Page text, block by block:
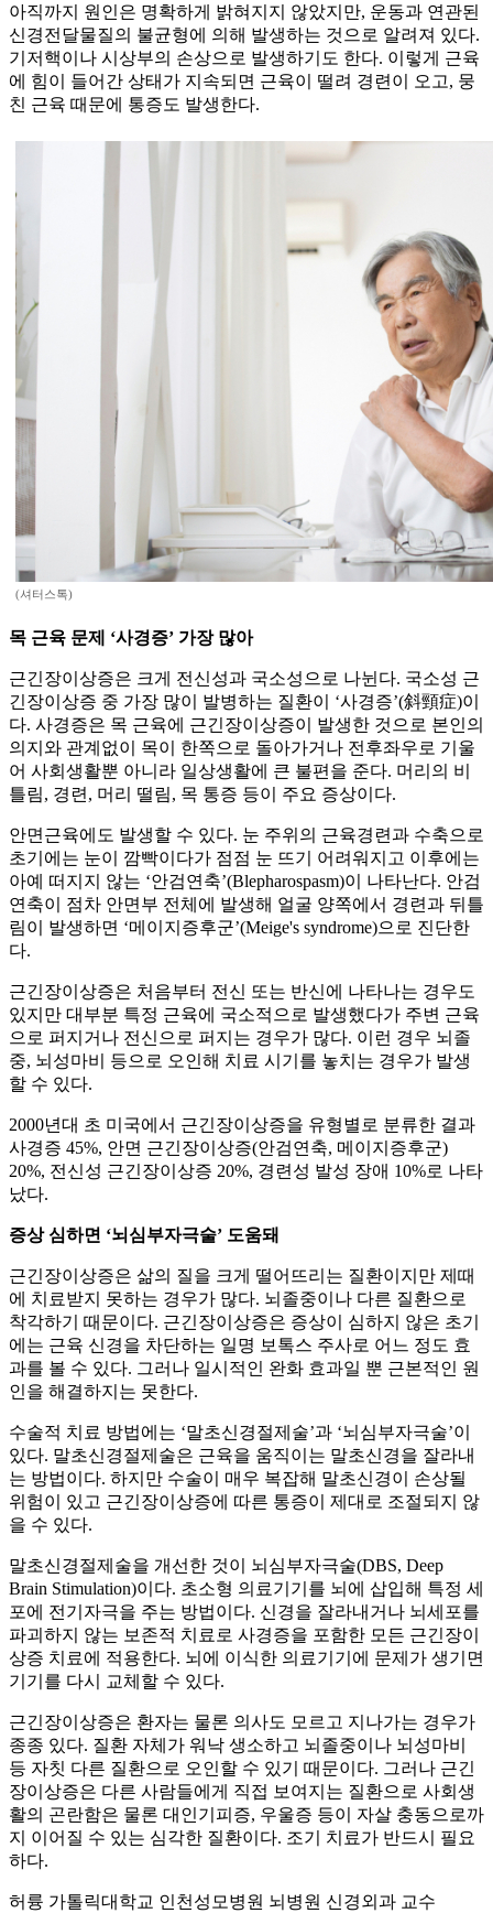
아직까지 원인은 명확하게 밝혀지지 않았지만, 운동과 연관된
신경전달물질의 불균형에 의해 발생하는 것으로 알려져 있다.
기저핵이나 시상부의 손상으로 발생하기도 한다. 이렇게 근육
에 힘이 들어간 상태가 지속되면 근육이 떨려 경련이 오고, 뭉
친 근육 때문에 통증도 발생한다.
(셔터스톡)
목 근육 문제 ‘사경증’ 가장 많아
근긴장이상증은 크게 전신성과 국소성으로 나뉜다. 국소성 근
긴장이상증 중 가장 많이 발병하는 질환이 ‘사경증’(斜頸症)이
다. 사경증은 목 근육에 근긴장이상증이 발생한 것으로 본인의
의지와 관계없이 목이 한쪽으로 돌아가거나 전후좌우로 기울
어 사회생활뿐 아니라 일상생활에 큰 불편을 준다. 머리의 비
틀림, 경련, 머리 떨림, 목 통증 등이 주요 증상이다.
안면근육에도 발생할 수 있다. 눈 주위의 근육경련과 수축으로
초기에는 눈이 깜빡이다가 점점 눈 뜨기 어려워지고 이후에는
아예 떠지지 않는 ‘안검연축’(Blepharospasm)이 나타난다. 안검
연축이 점차 안면부 전체에 발생해 얼굴 양쪽에서 경련과 뒤틀
림이 발생하면 ‘메이지증후군’(Meige's syndrome)으로 진단한
다.
근긴장이상증은 처음부터 전신 또는 반신에 나타나는 경우도
있지만 대부분 특정 근육에 국소적으로 발생했다가 주변 근육
으로 퍼지거나 전신으로 퍼지는 경우가 많다. 이런 경우 뇌졸
중, 뇌성마비 등으로 오인해 치료 시기를 놓치는 경우가 발생
할 수 있다.
2000년대 초 미국에서 근긴장이상증을 유형별로 분류한 결과
사경증 45%, 안면 근긴장이상증(안검연축, 메이지증후군)
20%, 전신성 근긴장이상증 20%, 경련성 발성 장애 10%로 나타
났다.
증상 심하면 ‘뇌심부자극술’ 도움돼
근긴장이상증은 삶의 질을 크게 떨어뜨리는 질환이지만 제때
에 치료받지 못하는 경우가 많다. 뇌졸중이나 다른 질환으로
착각하기 때문이다. 근긴장이상증은 증상이 심하지 않은 초기
에는 근육 신경을 차단하는 일명 보톡스 주사로 어느 정도 효
과를 볼 수 있다. 그러나 일시적인 완화 효과일 뿐 근본적인 원
인을 해결하지는 못한다.
수술적 치료 방법에는 ‘말초신경절제술’과 ‘뇌심부자극술’이
있다. 말초신경절제술은 근육을 움직이는 말초신경을 잘라내
는 방법이다. 하지만 수술이 매우 복잡해 말초신경이 손상될
위험이 있고 근긴장이상증에 따른 통증이 제대로 조절되지 않
을 수 있다.
말초신경절제술을 개선한 것이 뇌심부자극술(DBS, Deep
Brain Stimulation)이다. 초소형 의료기기를 뇌에 삽입해 특정 세
포에 전기자극을 주는 방법이다. 신경을 잘라내거나 뇌세포를
파괴하지 않는 보존적 치료로 사경증을 포함한 모든 근긴장이
상증 치료에 적용한다. 뇌에 이식한 의료기기에 문제가 생기면
기기를 다시 교체할 수 있다.
근긴장이상증은 환자는 물론 의사도 모르고 지나가는 경우가
종종 있다. 질환 자체가 워낙 생소하고 뇌졸중이나 뇌성마비
등 자칫 다른 질환으로 오인할 수 있기 때문이다. 그러나 근긴
장이상증은 다른 사람들에게 직접 보여지는 질환으로 사회생
활의 곤란함은 물론 대인기피증, 우울증 등이 자살 충동으로까
지 이어질 수 있는 심각한 질환이다. 조기 치료가 반드시 필요
하다.
허륭 가톨릭대학교 인천성모병원 뇌병원 신경외과 교수